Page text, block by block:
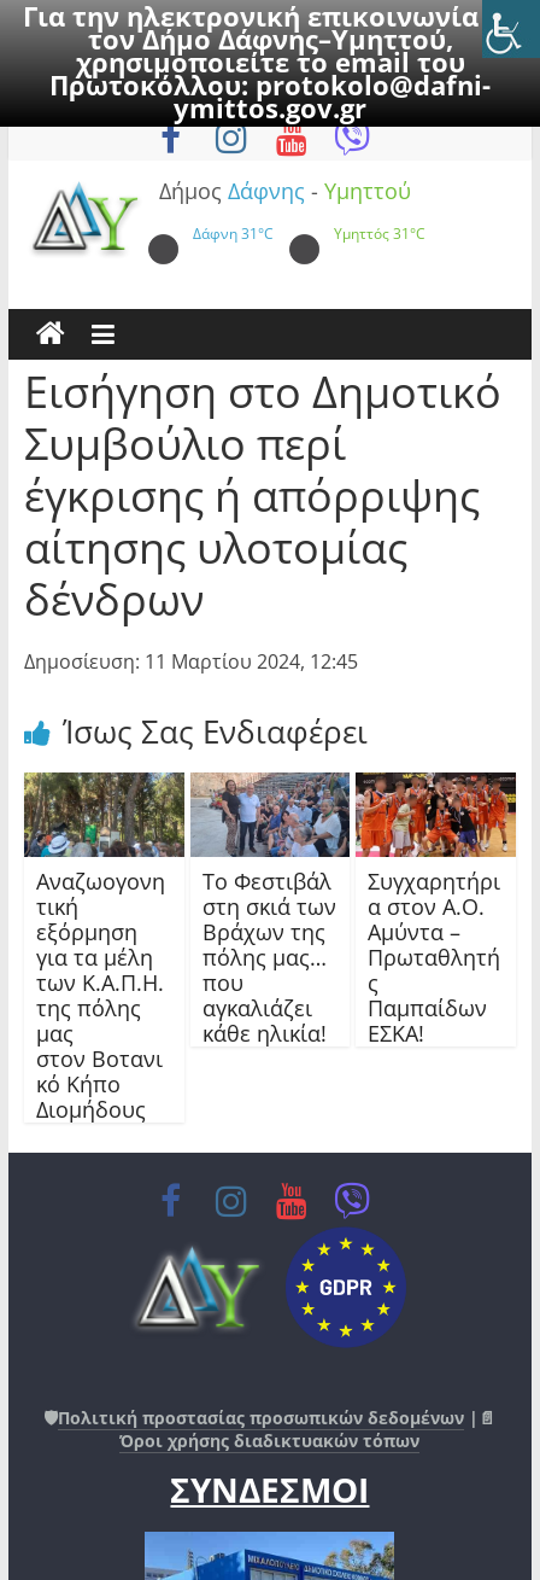
Για την ηλεκτρονική επικοινωνία με
τον Δήμο Δάφνης–Υμηττού,
χρησιμοποιείτε το email του
Πρωτοκόλλου:protokolo@dafni-
ymittos.gov.gr
to
Σάββατο, 8 Αυγούστου 2026
Δήμος Δάφνης - Υμηττού
Δάφνη31°C Υμηττός31°C
Εισήγηση στο Δημοτικό
Συμβούλιο περί
έγκρισης ή απόρριψης
αίτησης υλοτομίας
δένδρων
Δημοσίευση: 11 Μαρτίου 2024, 12:45
Ίσως Σας Ενδιαφέρει
Αναζωογονη
τική
εξόρμηση
για τα μέλη
των Κ.Α.Π.Η.
της πόλης
μας
στον Βοτανι
κό Κήπο
Διομήδους
Το Φεστιβάλ
στη σκιά των
Βράχων της
πόλης μας…
που
αγκαλιάζει
κάθε ηλικία!
Συγχαρητήρι
α στον Α.Ο.
Αμύντα –
Πρωταθλητή
ς
Παμπαίδων
ΕΣΚΑ!
🛡️Πολιτική προστασίας προσωπικών δεδομένων |📄
Όροι χρήσης διαδικτυακών τόπων
ΣΥΝΔΕΣΜΟΙ